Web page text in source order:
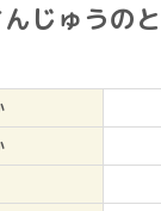
じゅうの